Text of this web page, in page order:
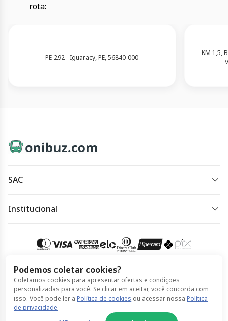
rota:
PE-292 - Iguaracy, PE, 56840-000
KM 1,5,
Podemos coletar cookies?
Coletamos cookies para apresentar ofertas e condições
personalizadas para você. Se clicar em aceitar, você concorda com
isso. Você pode ler aPolítica de cookies ou acessar nossaPolítica
de privacidade
SAC
Horário de atendimento:
segunda.
Acessar meu pedido
Institucional
Política de Cookies
Compra 100% segura
© Onibuz feito por ClickBus 2026